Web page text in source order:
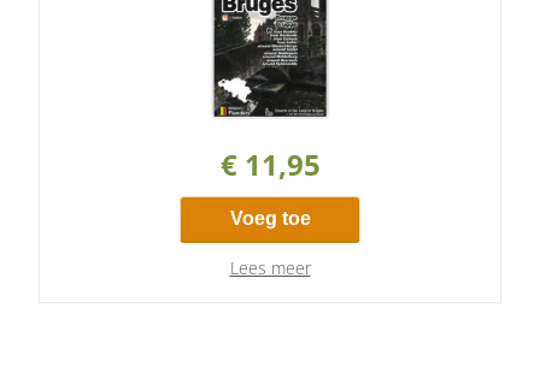
€ 11,95
Voeg toe
Lees meer